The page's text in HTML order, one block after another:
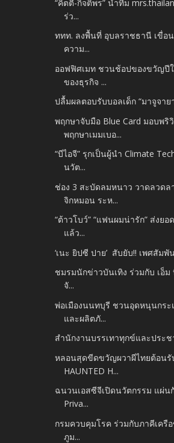
“คิตตี้-กิจติพร” นำทีม
ร่ว...
ททท. ลงพื้นที่ อุบลราชธานี เขื่อ
ความ...
ออฟฟิศเมท ชวนช้อปของขวัญปี
ของธุรกิจ ...
ปลื้มผลตอบรับบอลเด็ก “มาจูจาย
พฤกษาจับมือ Blue Card มอบพริ
พฤกษาเมมเบอ...
“บีไอจี” รุกเป็นผู้นำ Climate
นวัต...
ช่อง 3 สะบัดลมหนาว วาดลวด
จิกหมอน ระห...
“ต้าวโบว์” “แฟนผมน่ารัก” ส่งย
แล้ว...
‘เนะ ยิปซี ปาย’ สับยับ!! เพศสัมพั
ชมรมนักข่าวบันเทิง ร่วมกับ เอ็ม
จั...
พ่อเมืองนนทบุรี ชวนอุดหนุนกร
และผลิตภั...
สำนักงานบรรเทาทุกข์และประ
หลอนสุดขีดขวัญผวาผีไทยต้อนรั
HAUNTED H...
ฉนวนเอสซีจีเปิดนวัตกรรม แผ่น
Priva...
กรมควบคุมโรค ร่วมกับภาคีเครือ
ภูม...